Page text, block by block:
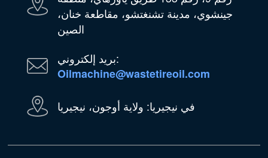
جينشوي، مدينة تشنغتشو، مقاطعة خنان،
الصين
بريد إلكتروني:
Oilmachine@wastetireoil.com
في نيجيريا: ولاية أوجون، نيجيريا